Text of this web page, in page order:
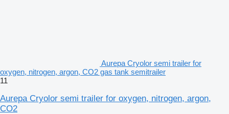
Aurepa Cryolor semi trailer for
oxygen, nitrogen, argon, CO2 gas tank semitrailer
11
Aurepa Cryolor semi trailer for oxygen, nitrogen, argon,
CO2